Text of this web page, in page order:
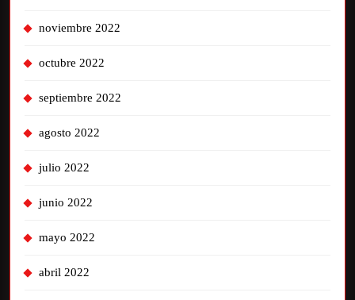
noviembre 2022
octubre 2022
septiembre 2022
agosto 2022
julio 2022
junio 2022
mayo 2022
abril 2022